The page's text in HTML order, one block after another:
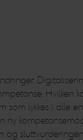
Hvilken
lykkes i alle